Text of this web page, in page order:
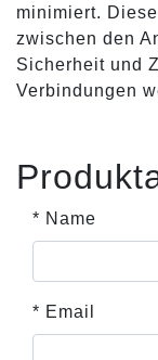
minimiert.
zwischen den
Sicherheit und
Verbindungen
* Name
* Email